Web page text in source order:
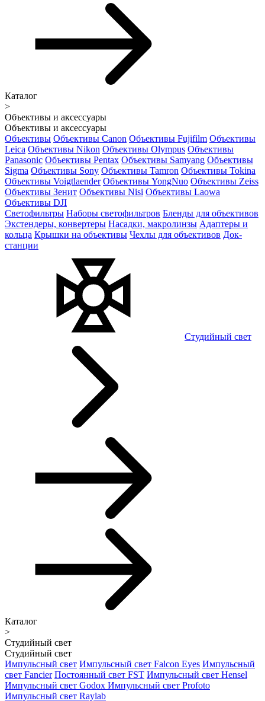
Каталог
>
Объективы и аксессуары
Объективы и аксессуары
Объективы Объективы Canon Объективы Fujifilm Объективы
Leica Объективы Nikon Объективы Olympus Объективы
Panasonic Объективы Pentax Объективы Samyang Объективы
Sigma Объективы Sony Объективы Tamron Объективы Tokina
Объективы Voigtlaender Объективы YongNuo Объективы Zeiss
Объективы Зенит Объективы Nisi Объективы Laowa
Объективы DJI
Светофильтры Наборы светофильтров Бленды для объективов
Экстендеры, конвертеры Насадки, макролинзы Адаптеры и
кольца Крышки на объективы Чехлы для объективов Док-
станции
Студийный свет
Каталог
>
Студийный свет
Студийный свет
Импульсный свет Импульсный свет Falcon Eyes Импульсный
свет Fancier Постоянный свет FST Импульсный свет Hensel
Импульсный свет Godox Импульсный свет Profoto
Импульсный свет Raylab